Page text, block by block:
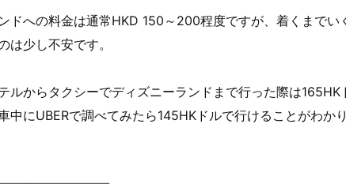
ドへの料金は通常HKD 150～200程度ですが、着くまでい
は少し不安です。
ルからタクシーでディズニーランドまで行った際は165HK
中にUBERで調べてみたら145HKドルで行けることがわか